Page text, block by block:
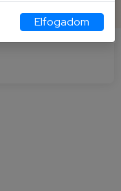
Elfogadom